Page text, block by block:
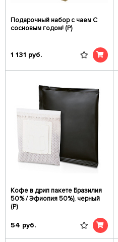
Подарочный набор c чаем С
сосновым годом! (Р)
1 131 руб.
Кофе в дрип пакете Бразилия
50% / Эфиопия 50%), черный
(Р)
54 руб.